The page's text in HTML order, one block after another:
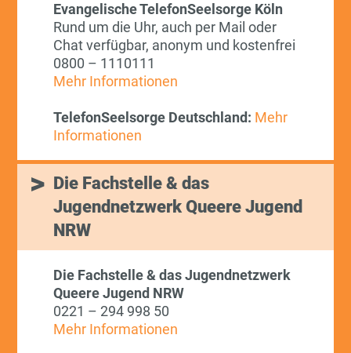
Evangelische TelefonSeelsorge Köln
Rund um die Uhr, auch per Mail oder
Chat verfügbar, anonym und kostenfrei
0800 – 1110111
Mehr Informationen
TelefonSeelsorge Deutschland: Mehr
Informationen
Die Fachstelle & das
Jugendnetzwerk Queere Jugend
NRW
Die Fachstelle & das Jugendnetzwerk
Queere Jugend NRW
0221 – 294 998 50
Mehr Informationen